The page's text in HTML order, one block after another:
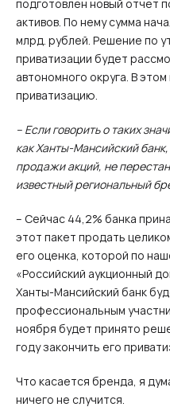
подготовлен новый отчет
активов. По нему сумма
млрд. рублей. Решение по
приватизации будет
автономного округа. В
приватизацию.
– Если говорить о таких
как Ханты-Мансийский
продажи акций, не
известный региональный
– Сейчас 44,2% банка
этот пакет продать
его оценка, которой по
«Российский аукционный
Ханты-Мансийский банк
профессиональным
ноября будет принято
году закончить его
Что касается бренда, я
ничего не случится.